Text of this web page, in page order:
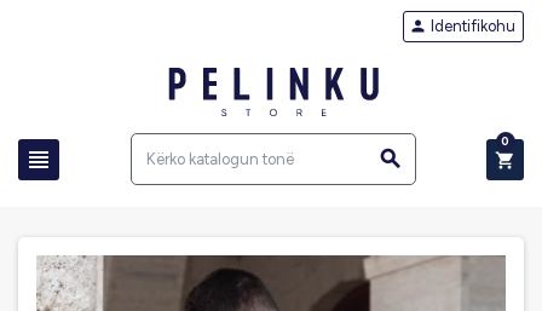
 
 Identifikohu

0